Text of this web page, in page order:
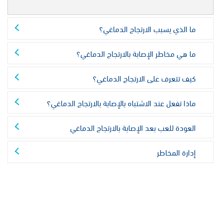
ما الذي يسبب الارتجاج الدماغي؟
ما هي مخاطر الإصابة بالارتجاج الدماغي؟
كيف تتعرف على الارتجاج الدماغي؟
ماذا تفعل عند الاشتباه بالإصابة بالارتجاج الدماغي؟
العودة للعب بعد الإصابة بالارتجاج الدماغي
إدارة المخاطر